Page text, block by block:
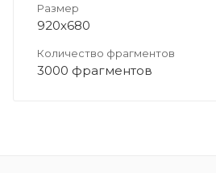
Размер
920х680
Количество фрагментов
3000 фрагментов